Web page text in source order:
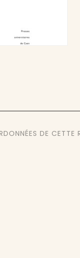
DE CETTE